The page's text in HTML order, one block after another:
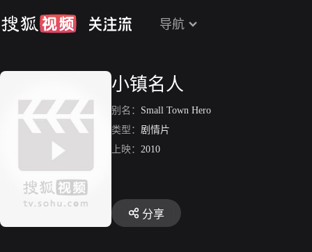
导航
小镇名人
别名： Small Town Hero
类型： 剧情片
上映： 2010
分享